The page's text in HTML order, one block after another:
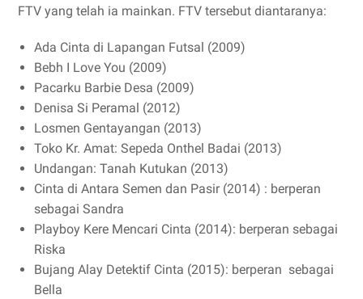
FTV yang telah ia mainkan. FTV tersebut diantaranya:
Ada Cinta di Lapangan Futsal (2009)
Bebh I Love You (2009)
Pacarku Barbie Desa (2009)
Denisa Si Peramal (2012)
Losmen Gentayangan (2013)
Toko Kr. Amat: Sepeda Onthel Badai (2013)
Undangan: Tanah Kutukan (2013)
Cinta di Antara Semen dan Pasir (2014) : berperan
sebagai Sandra
Playboy Kere Mencari Cinta (2014): berperan sebagai
Riska
Bujang Alay Detektif Cinta (2015): berperan sebagai
Bella